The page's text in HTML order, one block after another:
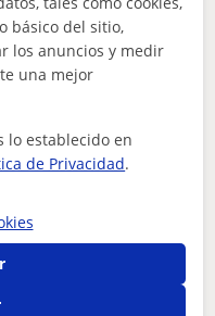
ciencias
(desde
El 100%de mis
básico del sitio,
los anuncios y medir
una mejor
lo establecido en
de Privacidad.